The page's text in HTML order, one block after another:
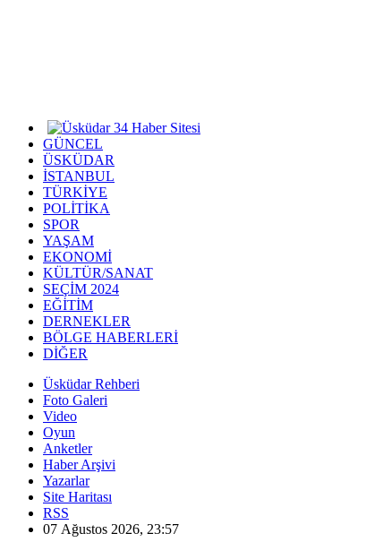
GÜNCEL
ÜSKÜDAR
İSTANBUL
TÜRKİYE
POLİTİKA
SPOR
YAŞAM
EKONOMİ
KÜLTÜR/SANAT
SEÇİM 2024
EĞİTİM
DERNEKLER
BÖLGE HABERLERİ
DİĞER
Üsküdar Rehberi
Foto Galeri
Video
Oyun
Anketler
Haber Arşivi
Yazarlar
Site Haritası
RSS
07 Ağustos 2026, 23:57